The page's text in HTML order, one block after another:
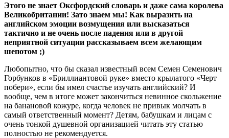
Этого не знает Оксфордский словарь и даже сама королева
Великобритании! Зато знаем мы! Как выразить на
английском эмоции возмущения или высказаться
тактично и не очень после падения или в другой
неприятной ситуации рассказываем всем желающим
шепотом ;)
Любопытно, что бы сказал известный всем Семен Семенович
Горбунков в «Бриллиантовой руке» вместо крылатого «Черт
побери», если бы имел счастье изучать английский? И
вообще, чем в итоге может закончиться невинное скольжение
на банановой кожуре, когда человек не привык молчать в
самый ответственный момент? Детям, бабушкам и лицам с
очень тонкой душевной организацией читать эту статью
полностью не рекомендуется.